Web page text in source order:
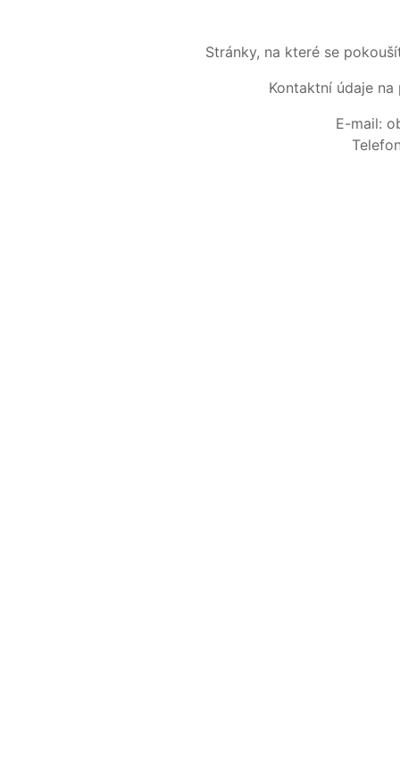
Stránky, na které se
Kontaktní údaje
E-mail: